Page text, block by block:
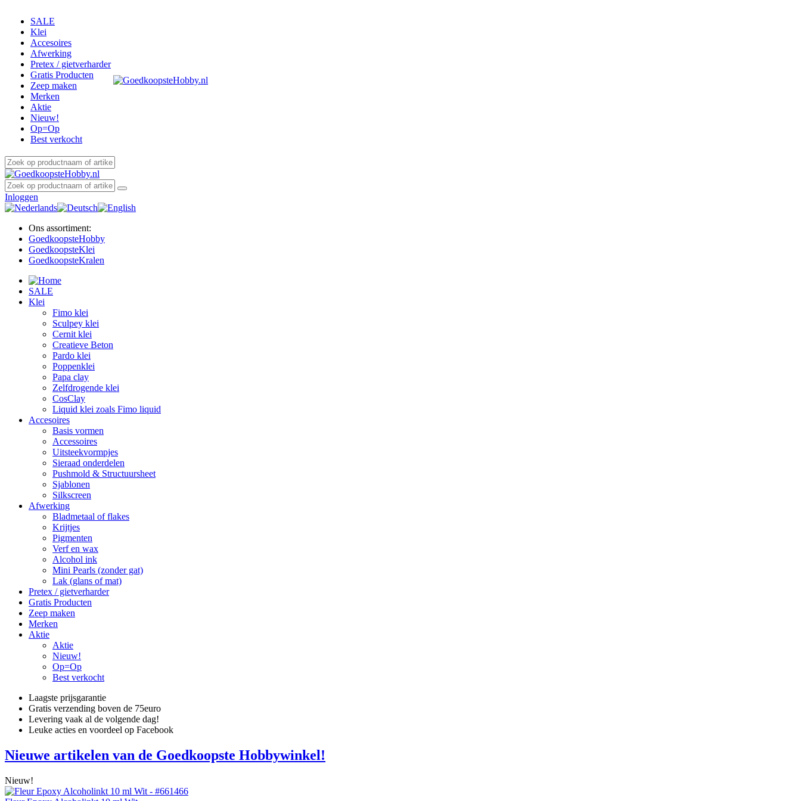
SALE
Klei
Accesoires
Afwerking
Pretex / gietverharder
Gratis Producten
Zeep maken
Merken
Aktie
Nieuw!
Op=Op
Best verkocht
Inloggen
Ons assortiment:
GoedkoopsteHobby
GoedkoopsteKlei
GoedkoopsteKralen
SALE
Klei
Fimo klei
Sculpey klei
Cernit klei
Creatieve Beton
Pardo klei
Poppenklei
Papa clay
Zelfdrogende klei
CosClay
Liquid klei zoals Fimo liquid
Accesoires
Basis vormen
Accessoires
Uitsteekvormpjes
Sieraad onderdelen
Pushmold & Structuursheet
Sjablonen
Silkscreen
Afwerking
Bladmetaal of flakes
Krijtjes
Pigmenten
Verf en wax
Alcohol ink
Mini Pearls (zonder gat)
Lak (glans of mat)
Pretex / gietverharder
Gratis Producten
Zeep maken
Merken
Aktie
Aktie
Nieuw!
Op=Op
Best verkocht
Laagste prijsgarantie
Gratis verzending boven de 75euro
Levering vaak al de volgende dag!
Leuke acties en voordeel op Facebook
Nieuwe artikelen van de Goedkoopste Hobbywinkel!
Nieuw!